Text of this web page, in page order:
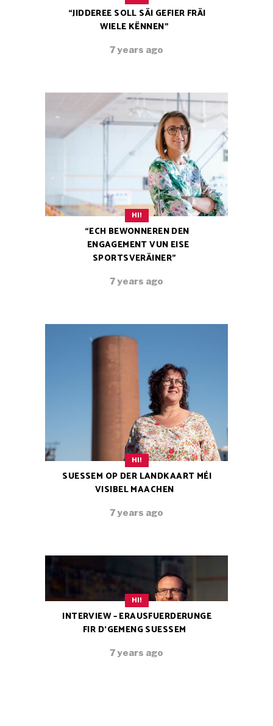
“JIDDEREE SOLL SÄI GEFIER FRÄI
WIELE KËNNEN”
7 years ago
HI!
“ECH BEWONNEREN DEN
ENGAGEMENT VUN EISE
SPORTSVERÄINER”
7 years ago
HI!
SUESSEM OP DER LANDKAART MÉI
VISIBEL MAACHEN
7 years ago
HI!
INTERVIEW – ERAUSFUERDERUNGE
FIR D’GEMENG SUESSEM
7 years ago